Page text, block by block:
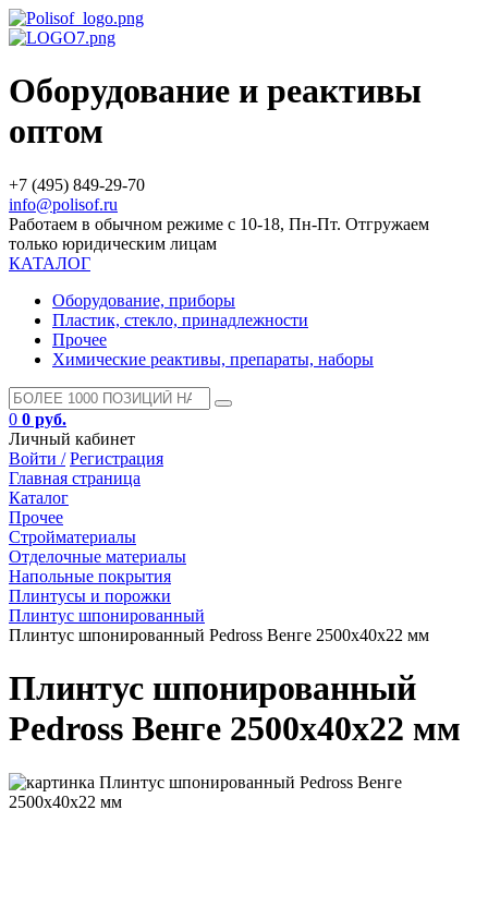
Оборудование и реактивы
оптом
+7 (495) 849-29-70
info@polisof.ru
Работаем в обычном режиме с 10-18, Пн-Пт. Отгружаем
только юридическим лицам
КАТАЛОГ
Оборудование, приборы
Пластик, стекло, принадлежности
Прочее
Химические реактивы, препараты, наборы
0 0 руб.
Личный кабинет
Войти / Регистрация
Главная страница
Каталог
Прочее
Стройматериалы
Отделочные материалы
Напольные покрытия
Плинтусы и порожки
Плинтус шпонированный
Плинтус шпонированный Pedross Венге 2500х40х22 мм
Плинтус шпонированный
Pedross Венге 2500х40х22 мм